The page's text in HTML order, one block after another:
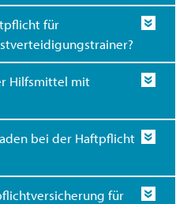
für
Hilfsmittel mit
bei der Haftpflicht
für